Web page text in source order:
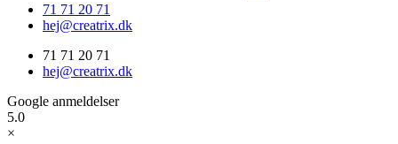
71 71 20 71
hej@creatrix.dk
71 71 20 71
hej@creatrix.dk
Google anmeldelser
5.0
×